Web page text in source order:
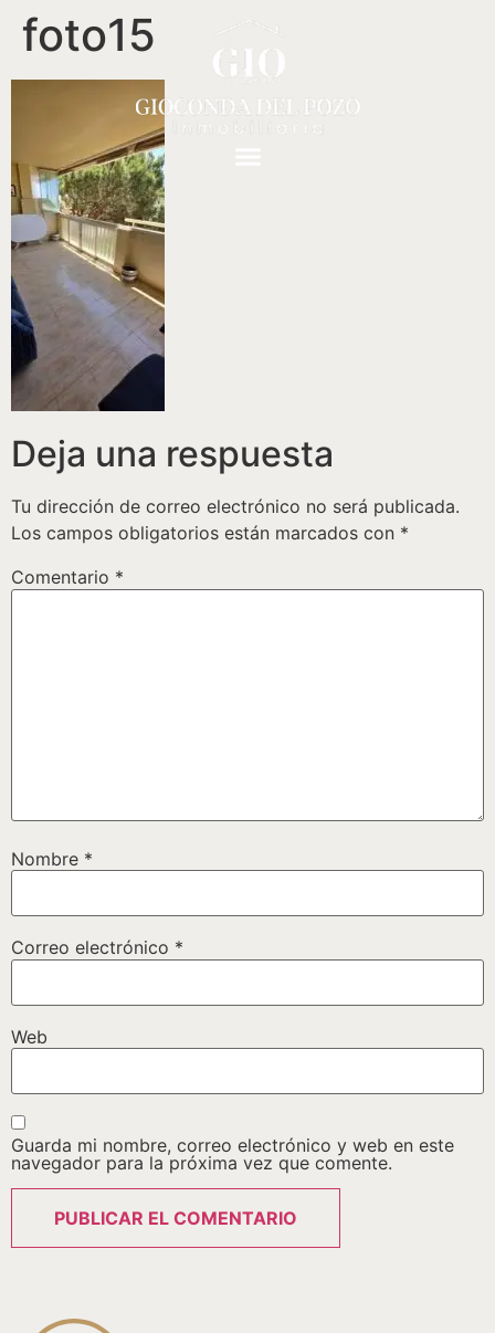
foto15
Deja una respuesta
Tu dirección de correo electrónico no será publicada.
Los campos obligatorios están marcados con *
Comentario *
Nombre *
Correo electrónico *
Web
Guarda mi nombre, correo electrónico y web en este
navegador para la próxima vez que comente.